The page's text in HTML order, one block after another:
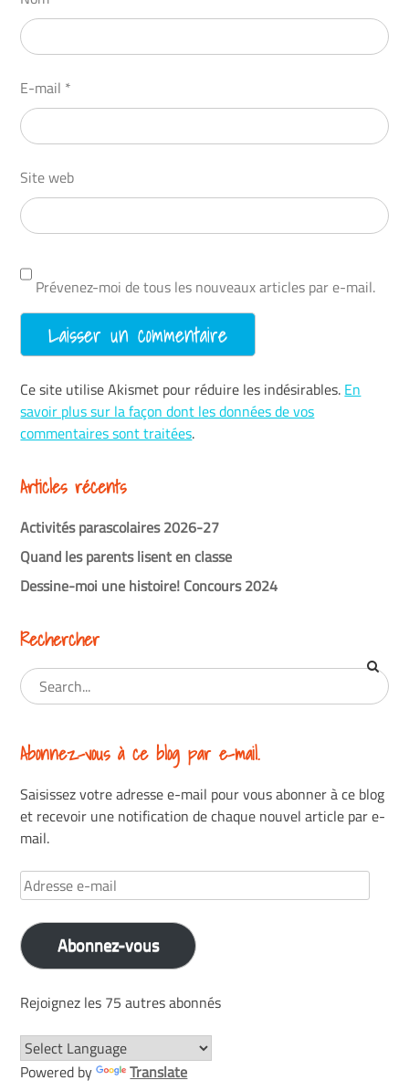
E-mail *
Site web
Prévenez-moi de tous les nouveaux articles par e-mail.
Ce site utilise Akismet pour réduire les indésirables. En
savoir plus sur la façon dont les données de vos
commentaires sont traitées.
Articles récents
Activités parascolaires 2026-27
Quand les parents lisent en classe
Dessine-moi une histoire! Concours 2024
Rechercher
Abonnez-vous à ce blog par e-mail.
Saisissez votre adresse e-mail pour vous abonner à ce blog
et recevoir une notification de chaque nouvel article par e-
mail.
Adresse
e-
mail
Abonnez-vous
Rejoignez les 75 autres abonnés
Powered by Translate